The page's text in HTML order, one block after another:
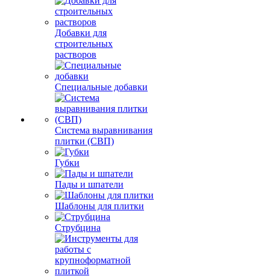
Добавки для
строительных
растворов
Специальные добавки
Система выравнивания
плитки (СВП)
Губки
Пады и шпатели
Шаблоны для плитки
Струбцина